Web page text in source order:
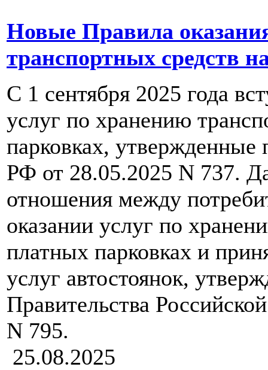
Новые Правила
транспортных средств
С 1 сентября 2025 года
услуг по хранению
парковках, утвержденные
РФ от 28.05.2025 N 737.
отношения между
оказании услуг по
платных парковках и
услуг автостоянок,
Правительства
N 795.
25.08.2025